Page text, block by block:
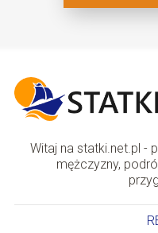
Witaj na statki.net.pl -
mężczyzny,